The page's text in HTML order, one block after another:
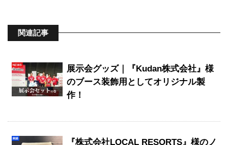
関連記事
展示会グッズ｜『Kudan株式会社』様
のブース装飾用としてオリジナル製
作！
『株式会社LOCAL RESORTS』様のノ